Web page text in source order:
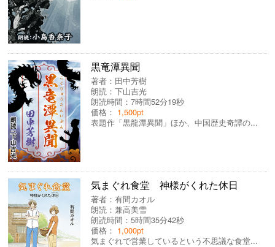
黒竜潭異聞
著者： 田中芳樹
朗読：下山吉光
朗読時間：7時間52分19秒
価格： 1,500pt
表題作「黒龍潭異聞」ほか、中国歴史奇譚の...
気まぐれ食堂 神様がくれた休日
著者：有間カオル
朗読：兼高美雪
朗読時間：5時間35分42秒
価格： 1,000pt
気まぐれで営業しているという不思議な食堂...